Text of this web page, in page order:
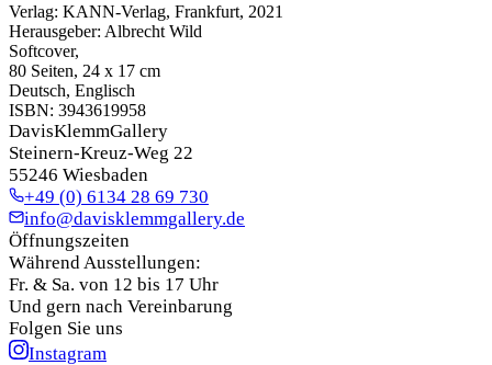
Verlag: KANN-Verlag, Frankfurt, 2021
Herausgeber: Albrecht Wild
Softcover,
80 Seiten, 24 x 17 cm
Deutsch, Englisch
ISBN: 3943619958
DavisKlemmGallery
Steinern-Kreuz-Weg 22
55246 Wiesbaden
+49 (0) 6134 28 69 730
info@davisklemmgallery.de
Öffnungszeiten
Während Ausstellungen:
Fr. & Sa. von 12 bis 17 Uhr
Und gern nach Vereinbarung
Folgen Sie uns
Instagram